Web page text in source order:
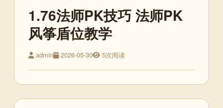
1.76法师PK技巧 法师PK
风筝盾位教学
admin 2026-05-30 5次阅读